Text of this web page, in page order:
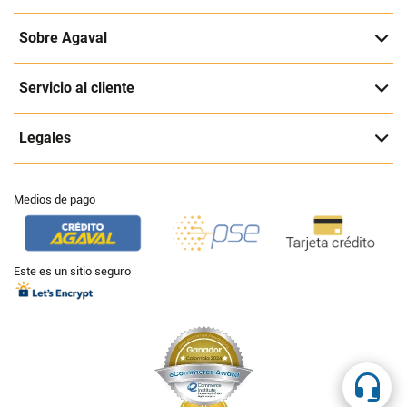
Sobre Agaval
Servicio al cliente
Legales
Medios de pago
Este es un sitio seguro